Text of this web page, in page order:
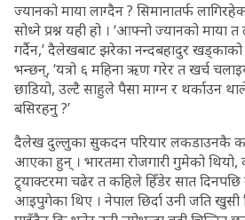
ज्यानको माया लाग्दैन ? सिमानातर्फ
सोध्ने प्रश्न यही हो । ‘आफ्नो ज्यानको माया
गर्दैन,’ दैलेखबाट झरेका नन्दबहादुर
भन्छन्, ‘यत्रो ६ महिना ऋण गरेर त खर्च
छाडियो, उल्टै साहुले पैसा माग्न र थर्काउन
बसिरहनु ?’
दैलेख दुल्लुका सुकदन परियार लकडाउनकै
आएका हुन् । भारतमा रोजगारी गुमेको
ट्र्याक्टरमा चढेर त कहिले हिँडेर सात
आइपुगेका थिए । नेपाल छिर्दा उनी जति खुसी